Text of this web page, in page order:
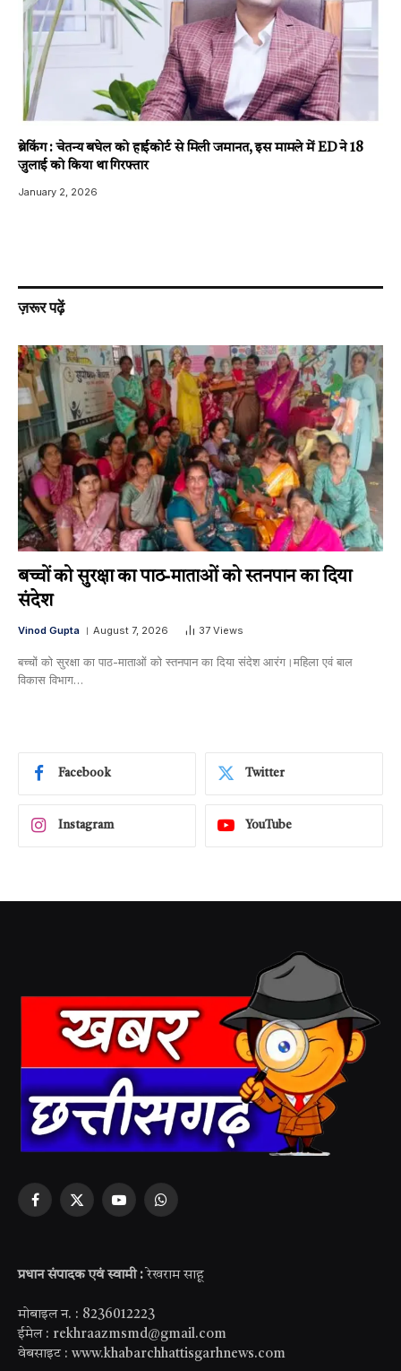
ब्रेकिंग : चेतन्य बघेल को हाईकोर्ट से मिली जमानत, इस मामले में ED ने 18
जुलाई को किया था गिरफ्तार
January 2, 2026
ज़रूर पढ़ें
बच्चों को सुरक्षा का पाठ-माताओं को स्तनपान का दिया
संदेश
Vinod Gupta August 7, 2026 37 Views
बच्चों को सुरक्षा का पाठ-माताओं को स्तनपान का दिया संदेश आरंग।महिला एवं बाल
विकास विभाग…
Facebook Twitter
Instagram YouTube
Facebook
X
YouTubeWhatsApp
प्रधान संपादक एवं स्वामी : रेखराम साहू
मोबाइल न. : 8236012223
ईमेल : rekhraazmsmd@gmail.com
वेबसाइट : www.khabarchhattisgarhnews.com